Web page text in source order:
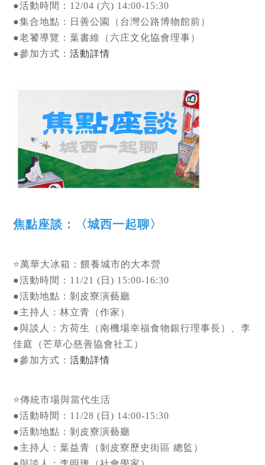
●活動時間：12/04 (六) 14:00-15:30
●集合地點：日善公園（台灣公路博物館前）
●老饕導覽：葉書維（六庄文化協會理事）
●參加方式：活動詳情
焦點座談：〈城西一起聊〉
⭐萬華大冰箱：餵養城市的大本營
●活動時間：11/21 (日) 15:00-16:30
●活動地點：剝皮寮演藝廳
●主持人：林立青（作家）
●與談人：方荷生（南機場幸福食物銀行理事長）、李
佳庭（芒草心慈善協會社工）
●參加方式：活動詳情
⭐傳統市場與當代生活
●活動時間：11/28 (日) 14:00-15:30
●活動地點：剝皮寮演藝廳
●主持人：葉益青（剝皮寮歷史街區 總監）